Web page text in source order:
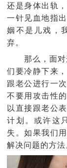
还是身体出轨
一针见血地指
姻不是儿戏，
弃。
那么，面对
们要冷静下来
跟老公进行一
不要用攻击性
以直接跟老公
计划。或许这
失。如果我们
解决问题的方法